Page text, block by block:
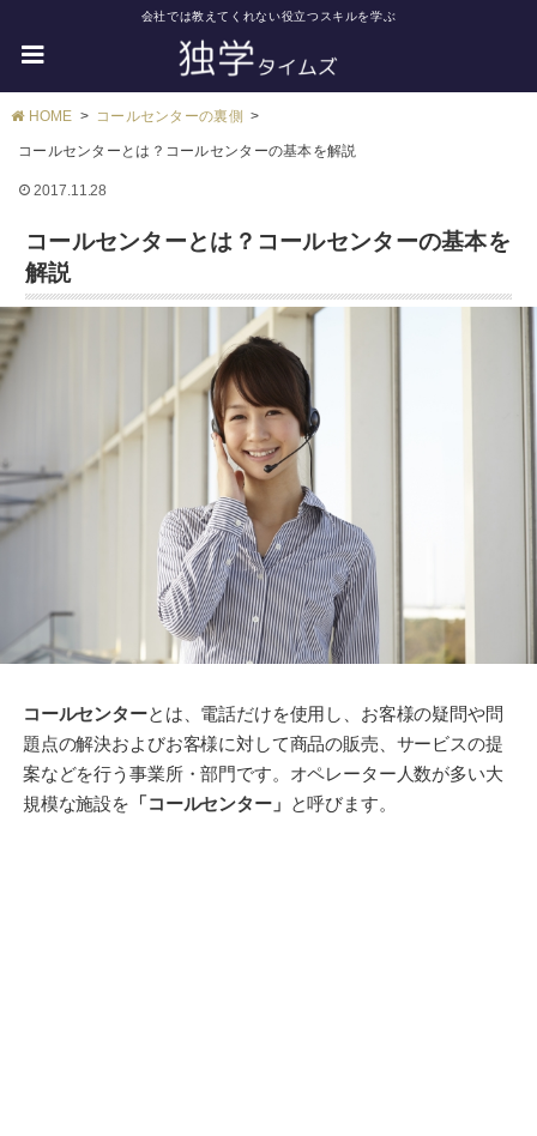
会社では教えてくれない役立つスキルを学ぶ
HOME コールセンターの裏側
コールセンターとは？コールセンターの基本を解説
2017.11.28
コールセンターとは？コールセンターの基本を
解説
コールセンターとは、電話だけを使用し、お客様の疑問や問
題点の解決およびお客様に対して商品の販売、サービスの提
案などを行う事業所・部門です。オペレーター人数が多い大
規模な施設を 「コールセンター」 と呼びます。